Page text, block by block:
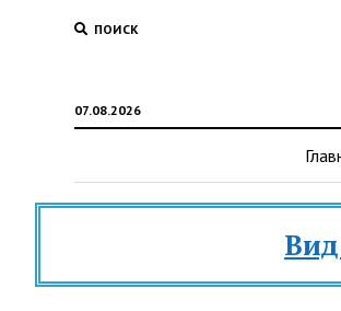
ПОИСК
07.08.2026
Вид на